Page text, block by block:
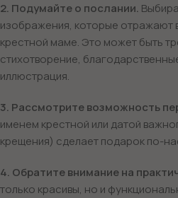
2. Подумайте о послании.
изображения, которые отражают
крестной маме. Это может быть
стихотворение,
иллюстрация.
3. Рассмотрите возможность
именем крестной или датой
крещения) сделает подарок по-
4. Обратите внимание на
только красивы, но и